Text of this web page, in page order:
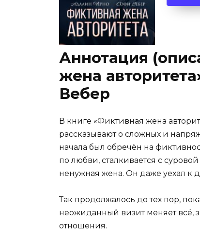
Аннотация
жена
Вебер
В книге «Фиктивная жена
рассказывают о сложных и
начала был обречён на
по любви, сталкивается с
ненужная жена. Он даже уехал к
Так продолжалось до тех пор,
неожиданный визит меняет всё,
отношения.